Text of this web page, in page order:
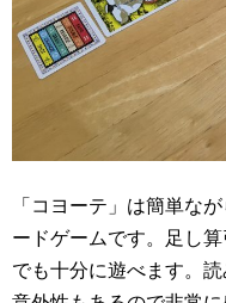
「コヨーテ」は簡単な
ードゲームです。足し
でも十分に遊べます。